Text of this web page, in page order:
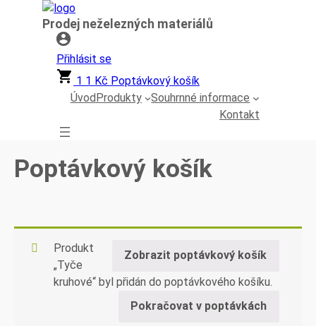
Přeskočit
Prodej neželezných materiálů
Přihlásit se
1 1 Kč Poptávkový košík
ÚvodProdukty
Souhrnné informace
Kontakt
Poptávkový košík
Zobrazit poptávkový košík
Produkt
„Tyče
kruhové“ byl přidán do poptávkového košíku.
Pokračovat v poptávkách